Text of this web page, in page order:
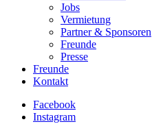
Jobs
Vermietung
Partner & Sponsoren
Freunde
Presse
Freunde
Kontakt
Facebook
Instagram